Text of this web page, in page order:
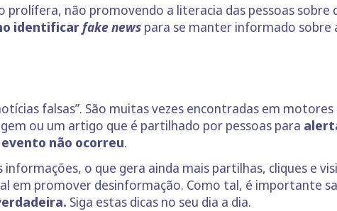
prolífera, não promovendo a literacia das pessoas
identificarfake news para se manter informado sobre
falsas”. São muitas vezes encontradas em
ou um artigo que é partilhado por pessoas para
não ocorreu.
o que gera ainda mais partilhas, cliques e
em promover desinformação. Como tal, é importante
Siga estas dicas no seu dia a dia.